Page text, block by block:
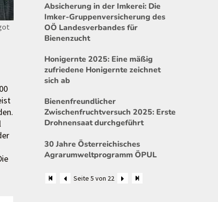
Absicherung in der Imkerei: Die
Imker-Gruppenversicherung des
OÖ Landesverbandes für
Bienenzucht
Honigernte 2025: Eine mäßig
zufriedene Honigernte zeichnet
sich ab
Bienenfreundlicher
Zwischenfruchtversuch 2025: Erste
Drohnensaat durchgeführt
30 Jahre Österreichisches
Agrarumweltprogramm ÖPUL
Seite 5 von 22